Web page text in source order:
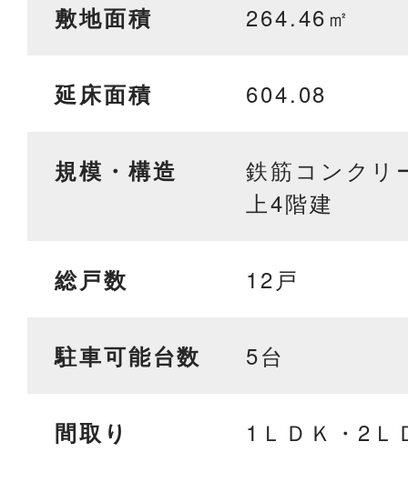
敷地面積 264.46㎡
延床面積 604.08
規模・構造
鉄筋コンク
上4階建
総戸数 12戸
駐車可能台数 5台
間取り 1ＬＤＫ・2Ｌ